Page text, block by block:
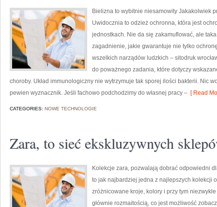
Bielizna to wybitnie niesamowity Jakakolwiek
Uwidocznia to odzież ochronna, która jest
jednostkach. Nie da się zakamuflować, ale
zagadnienie, jakie gwarantuje nie tylko
wszelkich narządów ludzkich – sitodruk
do poważnego zadania, które dotyczy
choroby. Układ immunologiczny nie wytrzymuje tak sporej ilości bakterii. Nic
pewien wyznacznik. Jeśli fachowo podchodzimy do własnej pracy – [ Read
CATEGORIES: NOWE TECHNOLOGIE
Zara, to sieć ekskluzywnych
Kolekcje zara, pozwalają dobrać odpowiedni
to jak najbardziej jedna z najlepszych kolekcji
zróżnicowane kroje, kolory i przy tym
głównie rozmaitością, co jest możliwość